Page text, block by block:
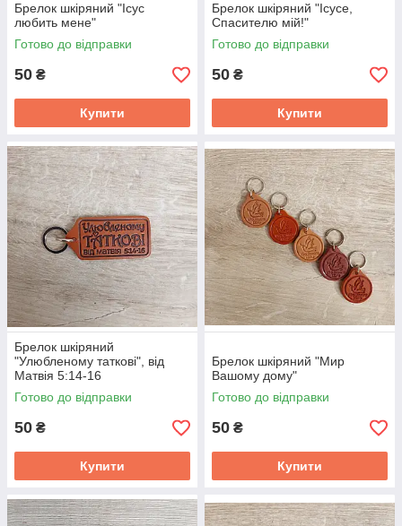
Брелок шкіряний "Ісус
любить мене"
Готово до відправки
50 ₴
Купити
Брелок шкіряний "Ісусе,
Спасителю мій!"
Готово до відправки
50 ₴
Купити
Брелок шкіряний
"Улюбленому таткові", від
Матвія 5:14-16
Готово до відправки
50 ₴
Купити
Брелок шкіряний "Мир
Вашому дому"
Готово до відправки
50 ₴
Купити